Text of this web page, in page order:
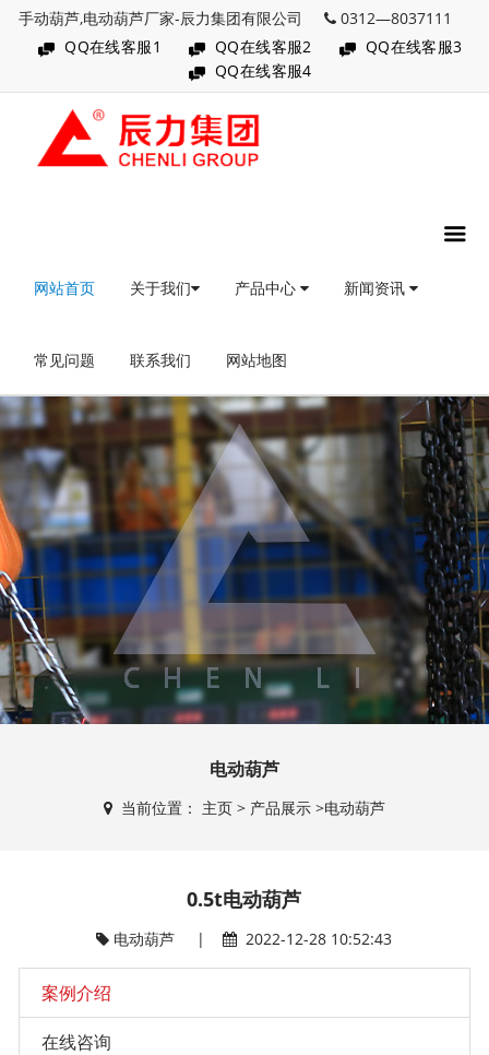
手动葫芦,电动葫芦厂家-辰力集团有限公司
0312—8037111
QQ在线客服1
QQ在线客服2
QQ在线客服3
QQ在线客服4
网站首页 关于我们 产品中心 新闻资讯
常见问题 联系我们 网站地图
电动葫芦
当前位置： 主页> 产品展示>电动葫芦
0.5t电动葫芦
电动葫芦 | 2022-12-28 10:52:43
案例介绍
在线咨询